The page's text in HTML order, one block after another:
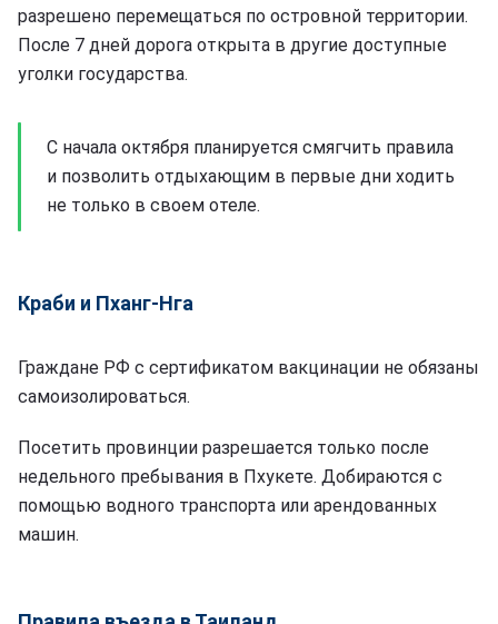
разрешено перемещаться по островной территории.
После 7 дней дорога открыта в другие доступные
уголки государства.
С начала октября планируется смягчить правила
и позволить отдыхающим в первые дни ходить
не только в своем отеле.
Краби и Пханг-Нга
Граждане РФ с сертификатом вакцинации не обязаны
самоизолироваться.
Посетить провинции разрешается только после
недельного пребывания в Пхукете. Добираются с
помощью водного транспорта или арендованных
машин.